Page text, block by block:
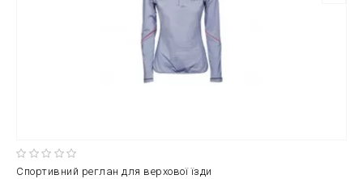
Спортивний реглан для верхової їзди